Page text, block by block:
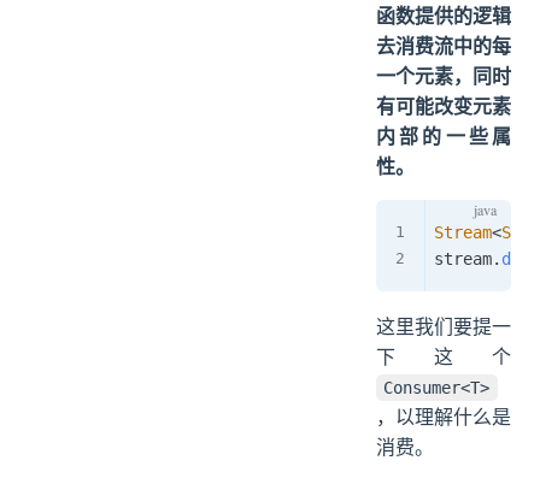
函数提供的逻辑
去消费流中的每
一个元素，同时
有可能改变元素
内部的一些属
性。
Stream<
stream.
这里我们要提一
下这个
Consumer<T>
，以理解什么是
消费。